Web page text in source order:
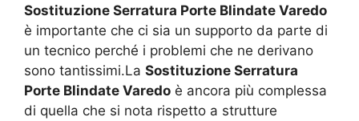
Sostituzione Serratura Porte Blindate Varedo
è importante che ci sia un supporto da parte di
un tecnico perché i problemi che ne derivano
sono tantissimi.La Sostituzione Serratura
Porte Blindate Varedo è ancora più complessa
di quella che si nota rispetto a strutture